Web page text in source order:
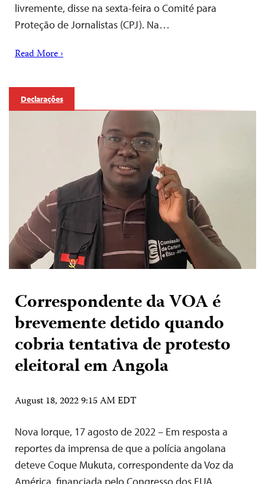
livremente, disse na sexta-feira o Comité para
Proteção de Jornalistas (CPJ). Na…
Read More ›
Declarações
Correspondente da VOA é
brevemente detido quando
cobria tentativa de protesto
eleitoral em Angola
August 18, 2022 9:15 AM EDT
Nova Iorque, 17 agosto de 2022 – Em resposta a
reportes da imprensa de que a polícia angolana
deteve Coque Mukuta, correspondente da Voz da